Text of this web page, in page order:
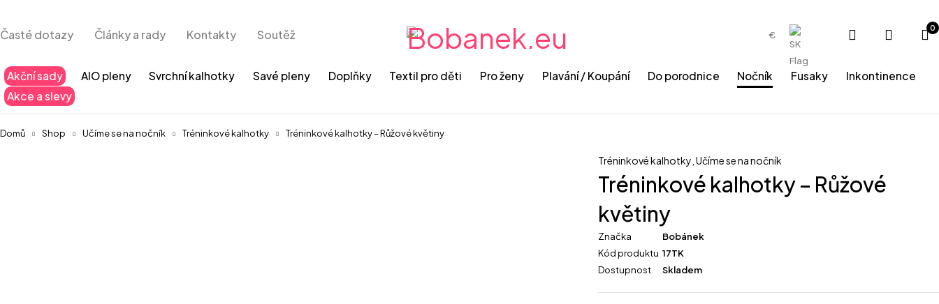
Časté dotazy Články a rady Kontakty Soutěž €
0
Akční sady AIO pleny Svrchní kalhotky Savé pleny Doplňky Textil pro děti Pro ženy Plavání / Koupání Do porodnice Nočník Fusaky
Inkontinence
Akce a slevy
Domů Shop Učíme se na nočník Tréninkové kalhotky Tréninkové kalhotky – Růžové květiny
Tréninkové kalhotky ,Učíme se na nočník
Tréninkové kalhotky – Růžové
květiny
Značka
Bobánek
Kód produktu 17TK
Dostupnost
Skladem